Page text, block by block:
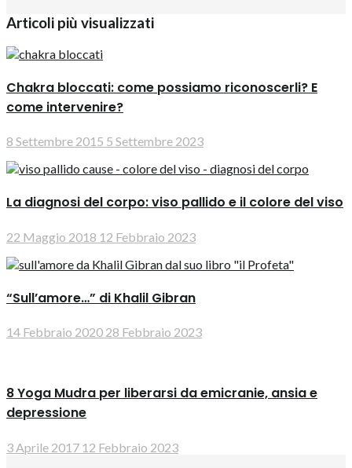
Articoli più visualizzati
Chakra bloccati: come possiamo riconoscerli? E
come intervenire?
8 Settembre 2015 5 Settembre 2023
La diagnosi del corpo: viso pallido e il colore del viso
22 Maggio 2018 12 Febbraio 2023
“Sull’amore…” di Khalil Gibran
14 Febbraio 2020 28 Febbraio 2023
8 Yoga Mudra per liberarsi da emicranie, ansia e
depressione
3 Aprile 2017 12 Febbraio 2023